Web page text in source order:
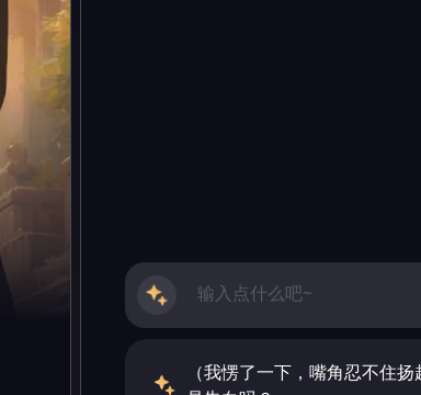
（我愣了一下，嘴角忍不住